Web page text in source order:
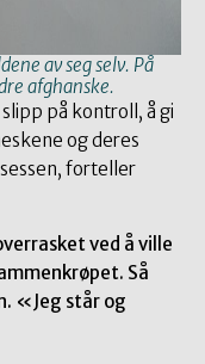
av seg selv. På
afghanske.
på kontroll, å gi
og deres
forteller
ved å ville
Så
«Jeg står og